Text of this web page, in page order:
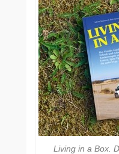
Living in a Box.